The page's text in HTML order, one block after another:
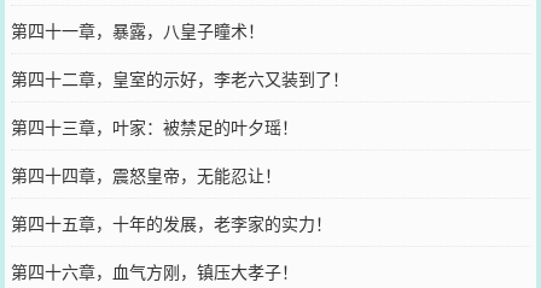
第四十一章，暴露，八皇子瞳术！
第四十二章，皇室的示好，李老六又装到了！
第四十三章，叶家：被禁足的叶夕瑶！
第四十四章，震怒皇帝，无能忍让！
第四十五章，十年的发展，老李家的实力！
第四十六章，血气方刚，镇压大孝子！